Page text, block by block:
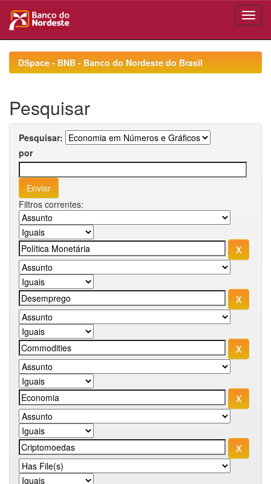
navigationDSpace - BNB - Banco do Nordeste do Brasil
Pesquisar
Pesquisar:
por
Filtros correntes: